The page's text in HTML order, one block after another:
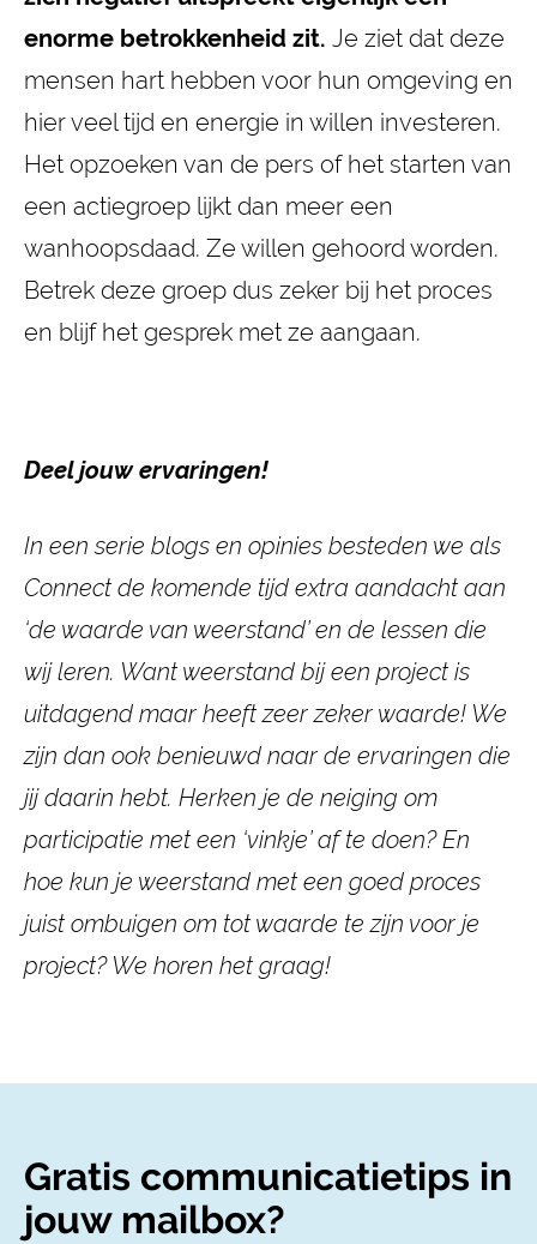
enorme betrokkenheid zit. Je ziet dat deze
mensen hart hebben voor hun omgeving en
hier veel tijd en energie in willen investeren.
Het opzoeken van de pers of het starten van
een actiegroep lijkt dan meer een
wanhoopsdaad. Ze willen gehoord worden.
Betrek deze groep dus zeker bij het proces
en blijf het gesprek met ze aangaan.
Deel jouw ervaringen!
In een serie blogs en opinies besteden we als
Connect de komende tijd extra aandacht aan
‘de waarde van weerstand’ en de lessen die
wij leren. Want weerstand bij een project is
uitdagend maar heeft zeer zeker waarde! We
zijn dan ook benieuwd naar de ervaringen die
jij daarin hebt. Herken je de neiging om
participatie met een ‘vinkje’ af te doen? En
hoe kun je weerstand met een goed proces
juist ombuigen om tot waarde te zijn voor je
project? We horen het graag!
Gratis communicatietips in
jouw mailbox?